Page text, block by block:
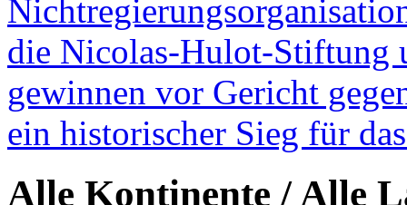
die Nicolas-Hulot-Stiftung
gewinnen vor Gericht
ein historischer Sieg für
Alle Kontinente / Alle